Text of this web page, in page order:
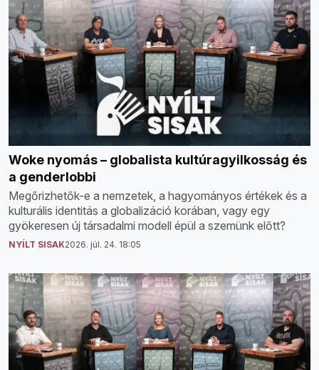
Woke nyomás – globalista kultúragyilkosság és
a genderlobbi
Megőrizhetők-e a nemzetek, a hagyományos értékek és a
kulturális identitás a globalizáció korában, vagy egy
gyökeresen új társadalmi modell épül a szemünk előtt?
NYÍLT SISAK2026. júl. 24. 18:05